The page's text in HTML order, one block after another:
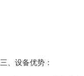
三、设备优势：